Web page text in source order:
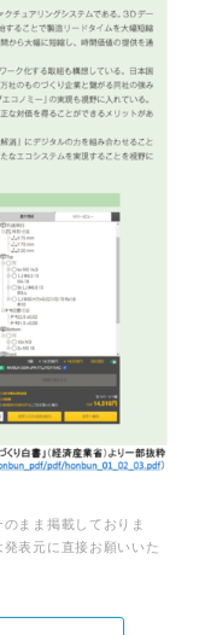
まま掲載しておりま
表元に直接お願いいた